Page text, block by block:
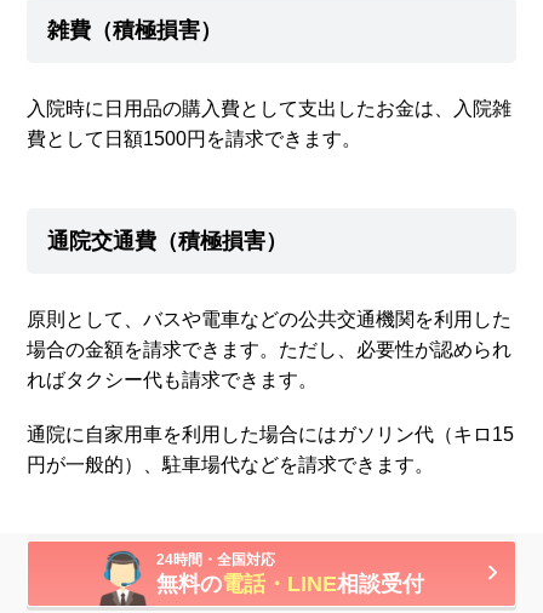
雑費（積極損害）
入院時に日用品の購入費として支出したお金は、入院雑
費として日額1500円を請求できます。
通院交通費（積極損害）
原則として、バスや電車などの公共交通機関を利用した
場合の金額を請求できます。ただし、必要性が認められ
ればタクシー代も請求できます。
通院に自家用車を利用した場合にはガソリン代（キロ15
円が一般的）、駐車場代などを請求できます。
休業損害（消極損害）
24時間・全国対応
無料の電話・LINE相談受付